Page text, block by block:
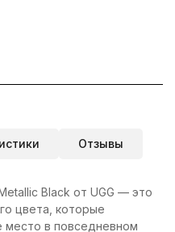
Отзывы
Black от UGG — это
цвета, которые
место в повседневном